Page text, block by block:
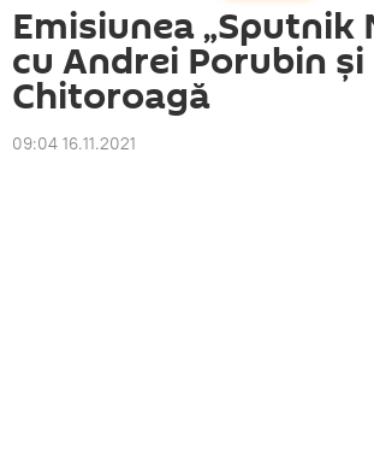
Emisiunea „Sputnik
cu Andrei Porubin
Chitoroagă
09:04 16.11.2021